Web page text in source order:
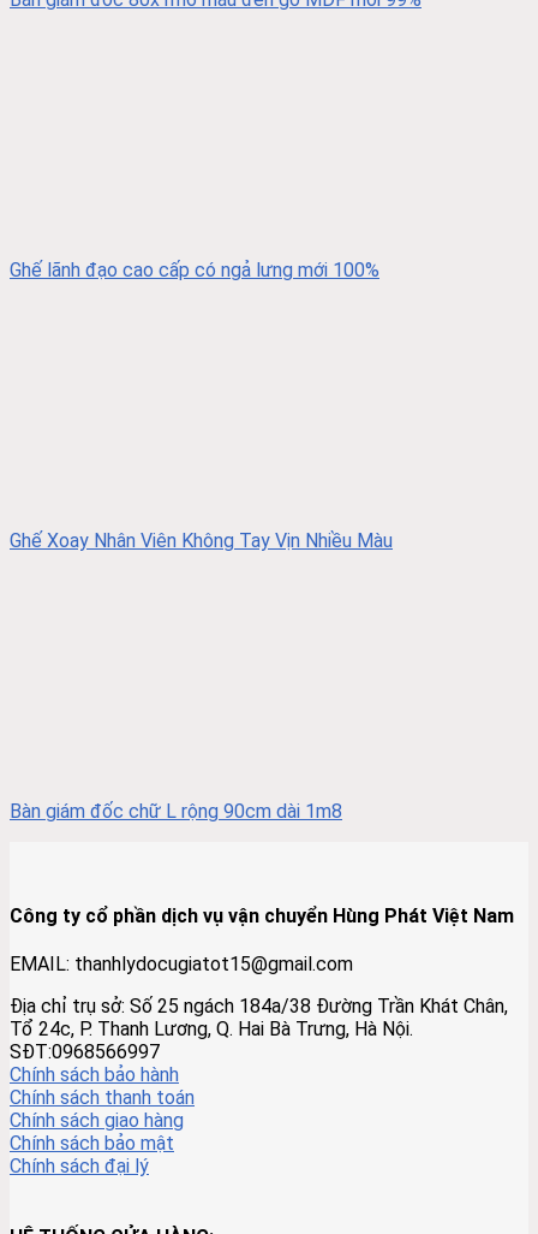
Ghế lãnh đạo cao cấp có ngả lưng mới 100%
Ghế Xoay Nhân Viên Không Tay Vịn Nhiều Màu
Bàn giám đốc chữ L rộng 90cm dài 1m8
Công ty cổ phần dịch vụ vận chuyển Hùng Phát Việt Nam
EMAIL: thanhlydocugiatot15@gmail.com
Địa chỉ trụ sở: Số 25 ngách 184a/38 Đường Trần Khát Chân,
Tổ 24c, P. Thanh Lương, Q. Hai Bà Trưng, Hà Nội.
SĐT:0968566997
Chính sách bảo hành
Chính sách thanh toán
Chính sách giao hàng
Chính sách bảo mật
Chính sách đại lý